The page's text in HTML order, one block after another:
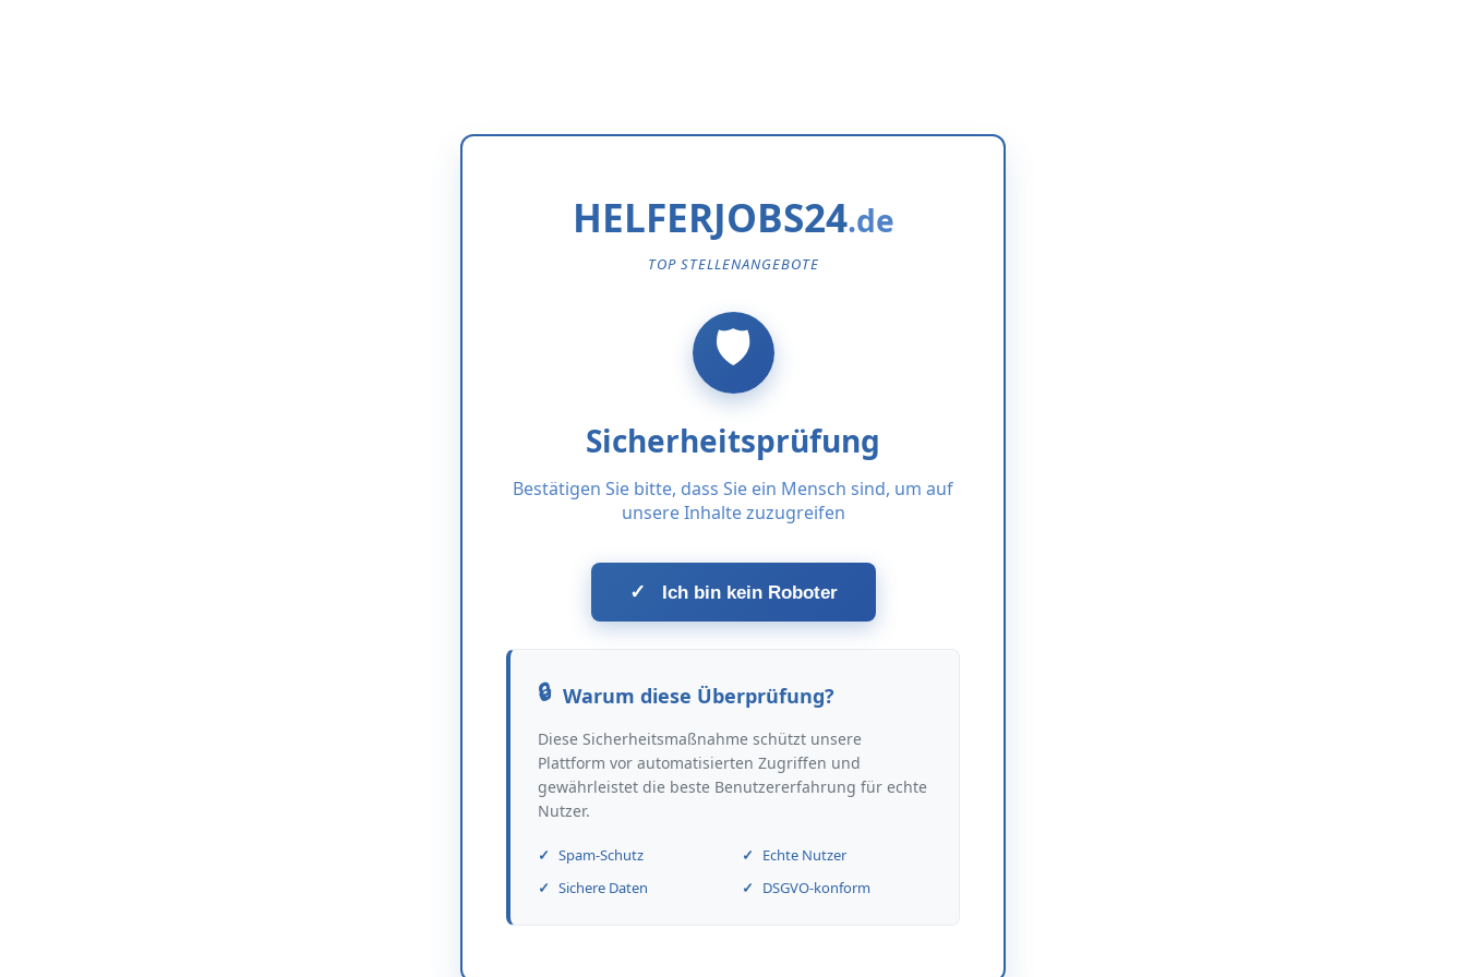
HELFERJOBS24
TOP STELLENANGEBOTE
Sicherheitsprüfung
Bestätigen Sie bitte, dass Sie ein Mensch sind, um auf
unsere Inhalte zuzugreifen
✓ Ich bin kein Roboter
Warum diese Überprüfung?
Diese Sicherheitsmaßnahme schützt unsere
Plattform vor automatisierten Zugriffen und
gewährleistet die beste Benutzererfahrung für echte
Nutzer.
Spam-Schutz
Echte Nutzer
Sichere Daten
DSGVO-konform